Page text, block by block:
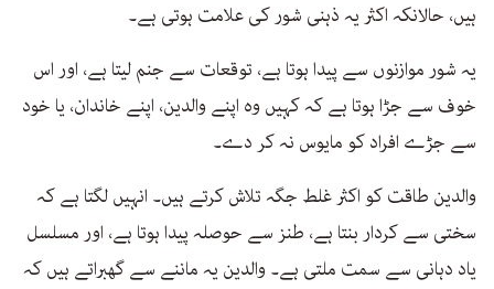
ہیں، حالانکہ اکثر یہ ذہنی شور کی علامت ہوتی ہے۔
یہ شور موازنوں سے پیدا ہوتا ہے، توقعات سے جنم لیتا ہے، اور اس
خوف سے جڑا ہوتا ہے کہ کہیں وہ اپنے والدین، اپنے خاندان، یا خود
سے جڑے افراد کو مایوس نہ کر دے۔
والدین طاقت کو اکثر غلط جگہ تلاش کرتے ہیں۔ انہیں لگتا ہے کہ
سختی سے کردار بنتا ہے، طنز سے حوصلہ پیدا ہوتا ہے، اور مسلسل
یاد دہانی سے سمت ملتی ہے۔ والدین یہ ماننے سے گھبراتے ہیں کہ